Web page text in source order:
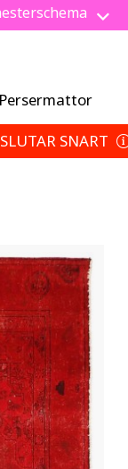
dina returvillkor
Persermattor
SNART